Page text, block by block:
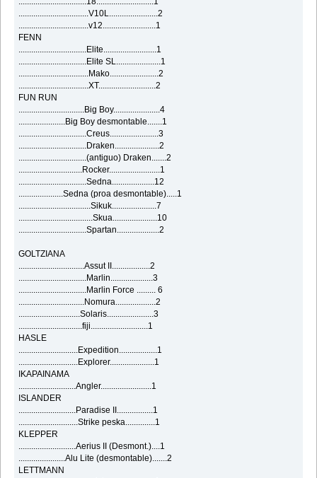
.................................V10L.......................2
.................................v12.........................1
FENN
................................Elite.........................1
................................Elite SL.....................1
.................................Mako.......................2
.................................XT...........................2
FUN RUN
...............................Big Boy......................4
......................Big Boy desmontable.......1
................................Creus.......................3
................................Draken.....................2
................................(antiguo) Draken.......2
..............................Rocker........................1
................................Sedna....................12
.....................Sedna (proa desmontable).....1
..................................Sikuk.....................7
...................................Skua.....................10
................................Spartan....................2
GOLTZIANA
...............................Assut II..................2
................................Marlin....................3
................................Marlin Force ......... 6
...............................Nomura...................2
.............................Solaris......................3
..............................fiji...........................1
HASLE
............................Expedition..................1
............................Explorer.....................1
IKAPAINAMA
...........................Angler........................1
ISLANDER
...........................Paradise II.................1
............................Strike peska..............1
KLEPPER
...........................Aerius II (Desmont.)....1
......................Alu Lite (desmontable).......2
LETTMANN